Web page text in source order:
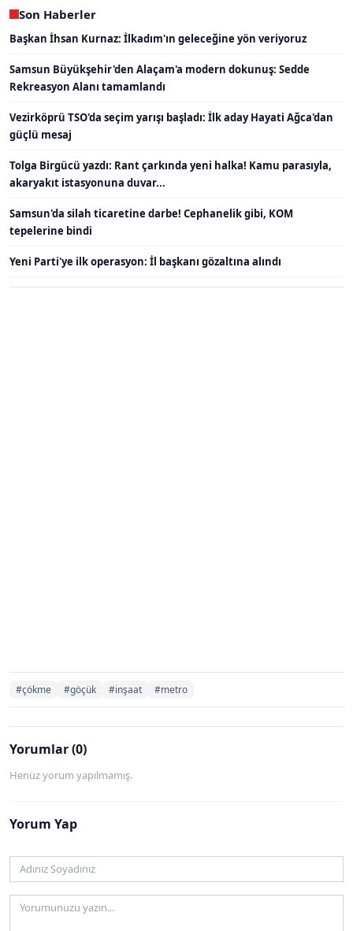
Son Haberler
Başkan İhsan Kurnaz: İlkadım'ın geleceğine yön veriyoruz
Samsun Büyükşehir'den Alaçam'a modern dokunuş: Sedde
Rekreasyon Alanı tamamlandı
Vezirköprü TSO'da seçim yarışı başladı: İlk aday Hayati Ağca'dan
güçlü mesaj
Tolga Birgücü yazdı: Rant çarkında yeni halka! Kamu parasıyla,
akaryakıt istasyonuna duvar...
Samsun'da silah ticaretine darbe! Cephanelik gibi, KOM
tepelerine bindi
Yeni Parti'ye ilk operasyon: İl başkanı gözaltına alındı
#çökme #göçük #inşaat #metro
Yorumlar (0)
Henüz yorum yapılmamış.
Yorum Yap